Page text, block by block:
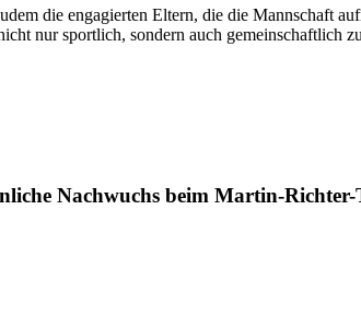
die engagierten Eltern, die die Mannschaft
nur sportlich, sondern auch gemeinschaftlich
Nachwuchs beim Martin-